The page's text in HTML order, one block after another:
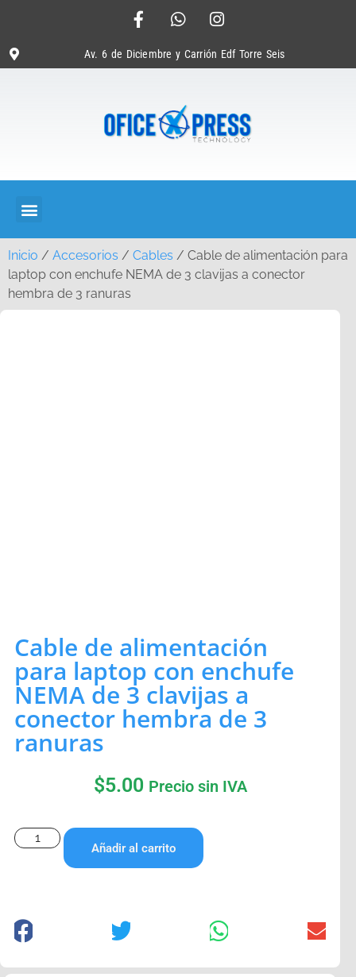
Av. 6 de Diciembre y Carrión Edf Torre Seis
Inicio / Accesorios / Cables / Cable de alimentación para
laptop con enchufe NEMA de 3 clavijas a conector
hembra de 3 ranuras
Cable de alimentación
para laptop con enchufe
NEMA de 3 clavijas a
conector hembra de 3
ranuras
$5.00 Precio sin IVA
Añadir al carrito